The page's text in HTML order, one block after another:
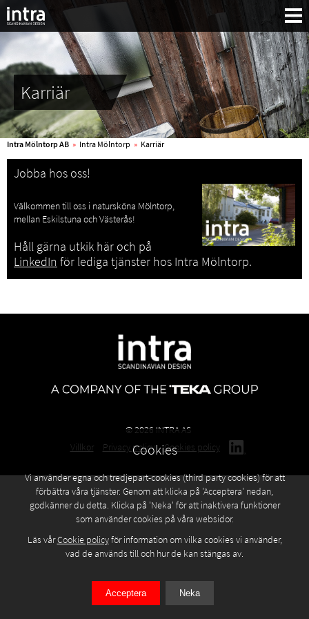
Sök:
Karriär
Intra Mölntorp AB » Intra Mölntorp » Karriär
Jobba hos oss!
Välkommen till oss i natursköna Mölntorp,
mellan Eskilstuna och Västerås!
Håll gärna utkik här och på
LinkedIn för lediga tjänster hos Intra Mölntorp.
© 2026 INTRA AS
Villkor
Privacy policy Cookies policy
Cookies
Vi använder egna och tredjepart-cookies (third party cookies) för att
förbättra våra tjänster. Genom att klicka på 'Acceptera' nedan,
godkänner du detta. Klicka på 'Neka' för att inaktivera funktioner
som använder cookies på våra websidor.
Läs vårCookie policyför information om vilka cookies vi använder,
vad de används till och hur de kan stängas av.
Acceptera Neka